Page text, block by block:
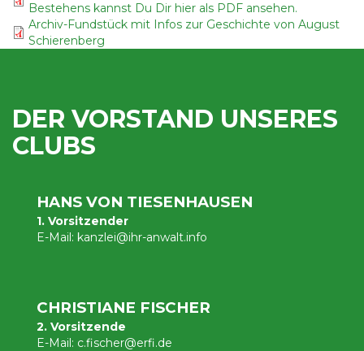
Bestehens kannst Du Dir hier als PDF ansehen.
Archiv-Fundstück mit Infos zur Geschichte von August
Schierenberg
DER VORSTAND UNSERES
CLUBS
HANS VON TIESENHAUSEN
1. Vorsitzender
E-Mail: kanzlei@ihr-anwalt.info
CHRISTIANE FISCHER
2. Vorsitzende
E-Mail: c.fischer@erfi.de